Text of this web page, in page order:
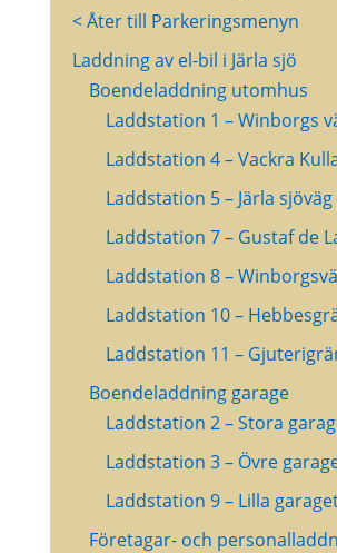
< Åter till Parkeringsmenyn
Laddning av el-bil i Järla sjö
Boendeladdning utomhus
Laddstation 1 – Winborgs
Laddstation 4 – Vackra
Laddstation 5 – Järla sjöväg
Laddstation 7 – Gustaf de
Laddstation 8 –
Laddstation 10 –
Laddstation 11 –
Boendeladdning garage
Laddstation 2 – Stora
Laddstation 3 – Övre
Laddstation 9 – Lilla
Företagar- och